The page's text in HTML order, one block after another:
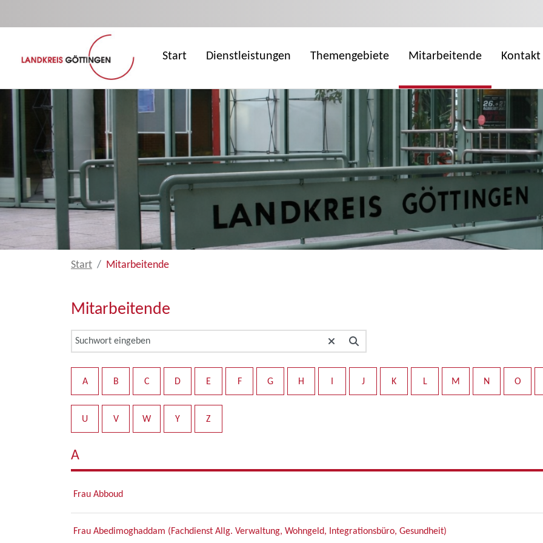
Start Dienstleistungen Themengebiete Mitarbeitende Kontakt
Start Mitarbeitende
Mitarbeitende
A B C D E F G H J K L M N O
U V W Y Z
A
Frau Abboud
Frau Abedimoghaddam (Fachdienst Allg. Verwaltung, Wohngeld, Integrationsbüro, Gesundheit)